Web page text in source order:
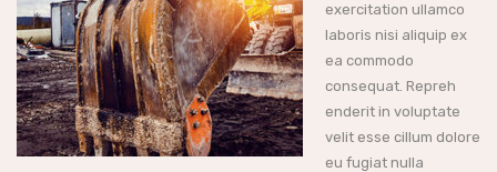
exercitation ullamco
laboris nisi aliquip ex
ea commodo
consequat. Repreh
enderit in voluptate
velit esse cillum dolore
eu fugiat nulla